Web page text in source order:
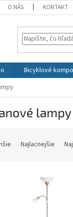
O NÁS KONTAKT
Bicyklové
lampy
Najlacnejšie